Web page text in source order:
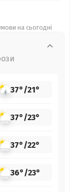
на сьогодні
37°/21°
37°/23°
37°/22°
36°/23°